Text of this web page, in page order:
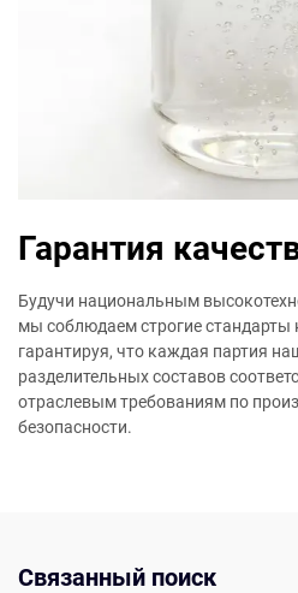
Гарантия
Будучи национальным
мы соблюдаем строгие стандарты
гарантируя, что каждая партия
разделительных составов
отраслевым требованиям по
безопасности.
Связанный поиск